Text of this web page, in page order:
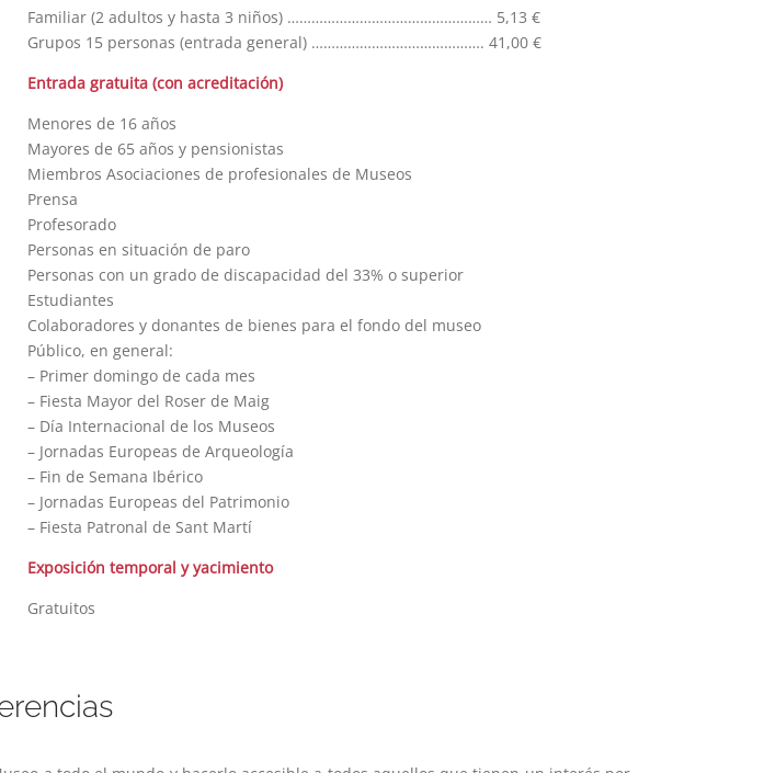
Familiar (2 adultos y hasta 3 niños) …………………………………………… 5,13 €
Grupos 15 personas (entrada general) ……………………………………. 41,00 €
Entrada gratuita (con acreditación)
Menores de 16 años
Mayores de 65 años y pensionistas
Miembros Asociaciones de profesionales de Museos
Prensa
Profesorado
Personas en situación de paro
Personas con un grado de discapacidad del 33% o superior
Estudiantes
Colaboradores y donantes de bienes para el fondo del museo
Público, en general:
– Primer domingo de cada mes
– Fiesta Mayor del Roser de Maig
– Día Internacional de los Museos
– Jornadas Europeas de Arqueología
– Fin de Semana Ibérico
– Jornadas Europeas del Patrimonio
– Fiesta Patronal de Sant Martí
Exposición temporal y yacimiento
Gratuitos